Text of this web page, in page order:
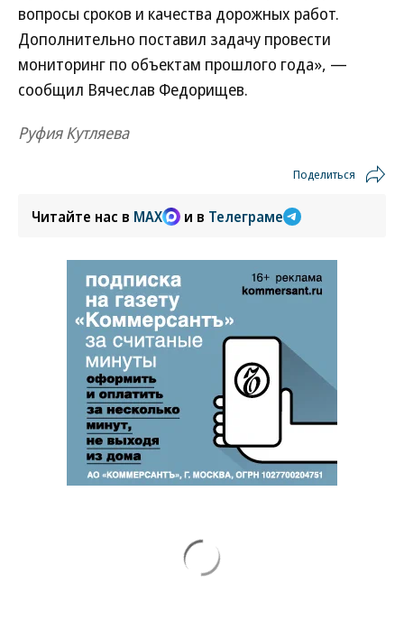
вопросы сроков и качества дорожных работ.
Дополнительно поставил задачу провести
мониторинг по объектам прошлого года», —
сообщил Вячеслав Федорищев.
Руфия Кутляева
Поделиться
Читайте нас в MAX и в Телеграме